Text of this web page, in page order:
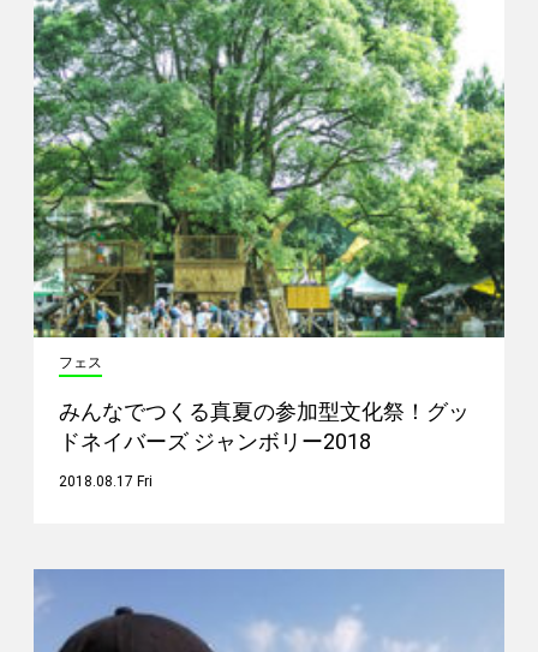
フェス
みんなでつくる真夏の参加型文化祭！グッ
ドネイバーズ ジャンボリー2018
2018.08.17 Fri